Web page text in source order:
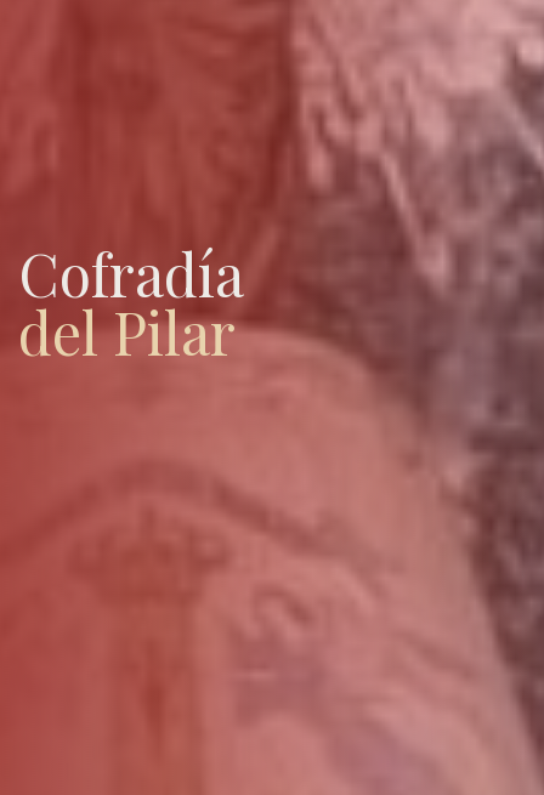
Cofradía
del Pilar